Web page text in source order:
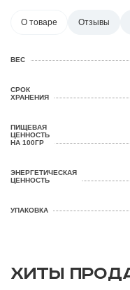
О товаре Отзывы
ВЕС
СРОК
ХРАНЕНИЯ
ПИЩЕВАЯ
ЦЕННОСТЬ
НА 100ГР
ЭНЕРГЕТИЧЕСКАЯ
ЦЕННОСТЬ
УПАКОВКА
ХИТЫ